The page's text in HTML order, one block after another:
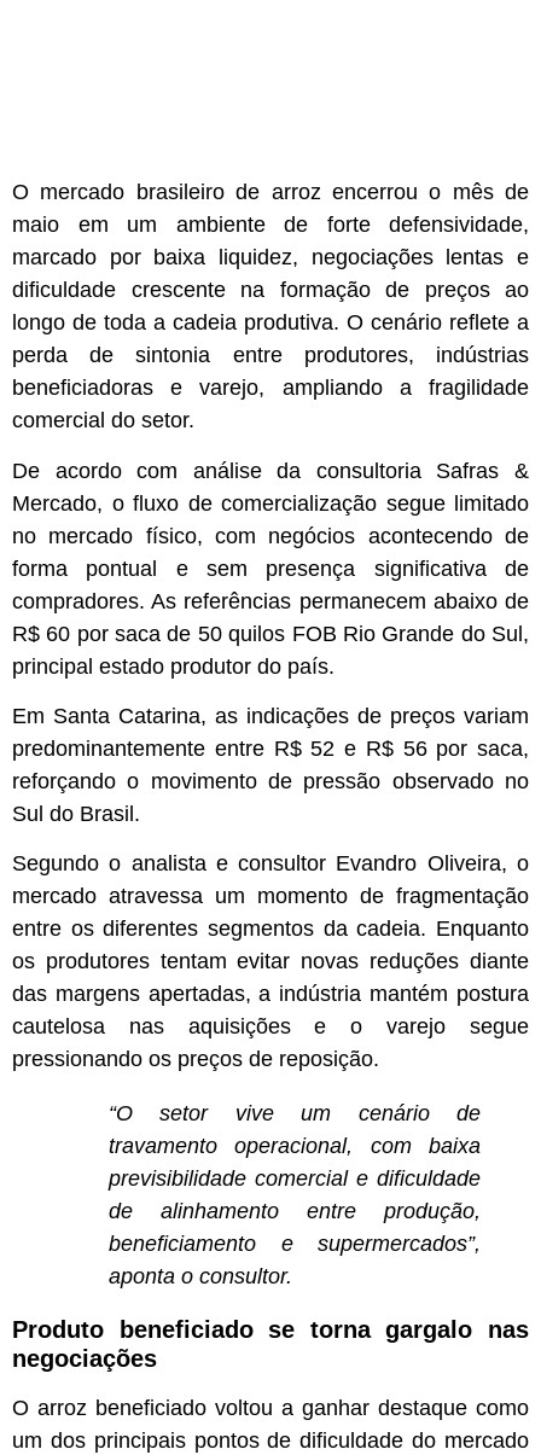
O mercado brasileiro de arroz encerrou o mês de
maio em um ambiente de forte defensividade,
marcado por baixa liquidez, negociações lentas e
dificuldade crescente na formação de preços ao
longo de toda a cadeia produtiva. O cenário reflete a
perda de sintonia entre produtores, indústrias
beneficiadoras e varejo, ampliando a fragilidade
comercial do setor.
De acordo com análise da consultoria Safras &
Mercado, o fluxo de comercialização segue limitado
no mercado físico, com negócios acontecendo de
forma pontual e sem presença significativa de
compradores. As referências permanecem abaixo de
R$ 60 por saca de 50 quilos FOB Rio Grande do Sul,
principal estado produtor do país.
Em Santa Catarina, as indicações de preços variam
predominantemente entre R$ 52 e R$ 56 por saca,
reforçando o movimento de pressão observado no
Sul do Brasil.
Segundo o analista e consultor Evandro Oliveira, o
mercado atravessa um momento de fragmentação
entre os diferentes segmentos da cadeia. Enquanto
os produtores tentam evitar novas reduções diante
das margens apertadas, a indústria mantém postura
cautelosa nas aquisições e o varejo segue
pressionando os preços de reposição.
“O setor vive um cenário de
travamento operacional, com baixa
previsibilidade comercial e dificuldade
de alinhamento entre produção,
beneficiamento e supermercados”,
aponta o consultor.
Produto beneficiado se torna gargalo nas
negociações
O arroz beneficiado voltou a ganhar destaque como
um dos principais pontos de dificuldade do mercado